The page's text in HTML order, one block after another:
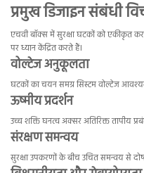
प्रमुख डिजाइन संबंधी
एचवी बॉक्स में सुरक्षा घटकों को एकीकृत
पर ध्यान केंद्रित करते हैं।
वोल्टेज अनुकूलता
घटकों का चयन समग्र सिस्टम वोल्टेज
ऊष्मीय प्रदर्शन
उच्च शक्ति घनत्व अक्सर अतिरिक्त तापीय
संरक्षण समन्वय
सुरक्षा उपकरणों के बीच उचित समन्वय से